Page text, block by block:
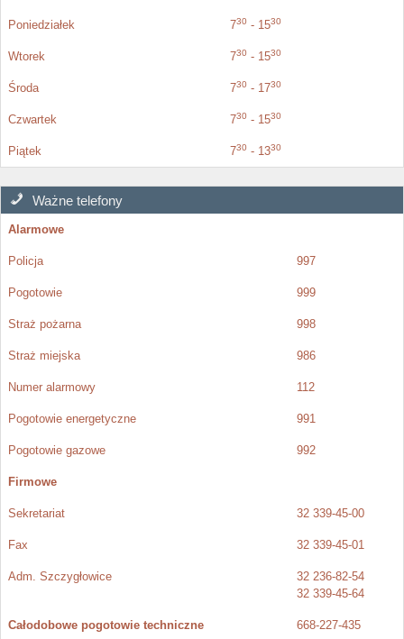
Poniedziałek 730 - 1530
Wtorek 730 - 1530
Środa 730 - 1730
Czwartek 730 - 1530
Piątek 730 - 1330
Ważne telefony
Alarmowe
Policja 997
Pogotowie 999
Straż pożarna 998
Straż miejska 986
Numer alarmowy 112
Pogotowie energetyczne 991
Pogotowie gazowe 992
Firmowe
Sekretariat 32 339-45-00
Fax 32 339-45-01
Adm. Szczygłowice
32 236-82-54
32 339-45-64
Całodobowe pogotowie techniczne 668-227-435